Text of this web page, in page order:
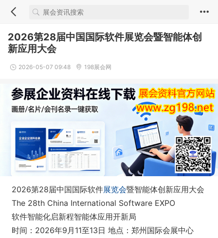
2026第28届中国国际软件展览会暨智能体创
新应用大会
2026-05-07 09:48 198展会网
2026第28届中国国际软件展览会暨智能体创新应用大会
The 28th China International Software EXPO
软件智能化启新程智能体应用开新局
时间：2026年9月11至13日 地点：郑州国际会展中心